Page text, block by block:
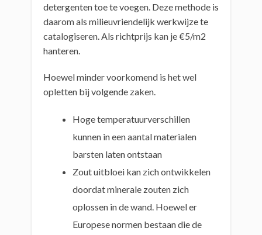
detergenten toe te voegen. Deze methode is
daarom als milieuvriendelijk werkwijze te
catalogiseren. Als richtprijs kan je €5/m2
hanteren.
Hoewel minder voorkomend is het wel
opletten bij volgende zaken.
Hoge temperatuurverschillen
kunnen in een aantal materialen
barsten laten ontstaan
Zout uitbloei kan zich ontwikkelen
doordat minerale zouten zich
oplossen in de wand. Hoewel er
Europese normen bestaan die de